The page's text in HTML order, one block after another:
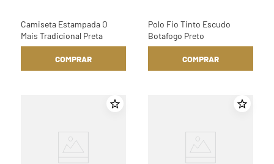
Camiseta Estampada O
Mais Tradicional Preta
COMPRAR
Polo Fio Tinto Escudo
Botafogo Preto
COMPRAR